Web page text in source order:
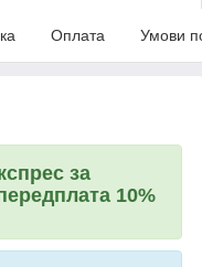
Оплата Умови
за
10%